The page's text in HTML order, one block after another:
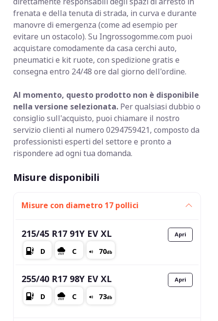
frenata e della tenuta di strada, in curva e durante
manovre di emergenza (come ad esempio per
evitare un ostacolo). Su Ingrossogomme.com puoi
acquistare comodamente da casa cerchi auto,
pneumatici e kit ruote, con spedizione gratis e
consegna entro 24/48 ore dal giorno dell'ordine.
Al momento, questo prodotto non è disponibile
nella versione selezionata. Per qualsiasi dubbio o
consiglio sull'acquisto, puoi chiamare il nostro
servizio clienti al numero 0294759421, composto da
professionisti esperti del settore e pronto a
rispondere ad ogni tua domanda.
Misure disponibili
Misure con diametro 17 pollici
215/45 R17 91Y EV XL
255/40 R17 98Y EV XL